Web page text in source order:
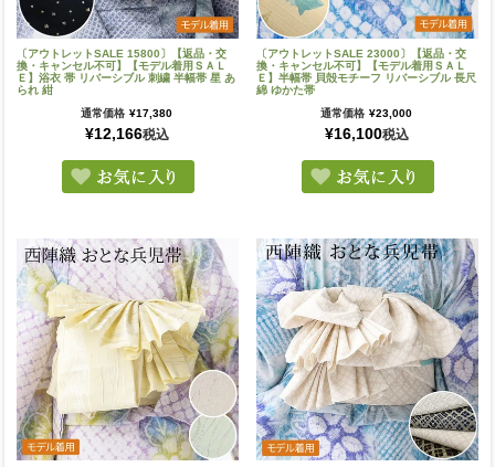
〔アウトレットSALE 15800〕【返品・交
換・キャンセル不可】【モデル着用ＳＡＬ
Ｅ】浴衣 帯 リバーシブル 刺繍 半幅帯 星 あ
られ 紺
通常価格 ¥17,380
¥12,166税込
〔アウトレットSALE 23000〕【返品・交
換・キャンセル不可】【モデル着用ＳＡＬ
Ｅ】半幅帯 貝殻モチーフ リバーシブル 長尺
綿 ゆかた帯
通常価格 ¥23,000
¥16,100税込